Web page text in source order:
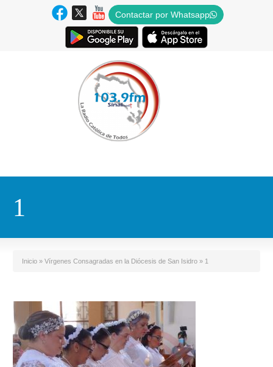
Contactar por Whatsapp
1
Inicio » Vírgenes Consagradas en la Diócesis de San Isidro » 1